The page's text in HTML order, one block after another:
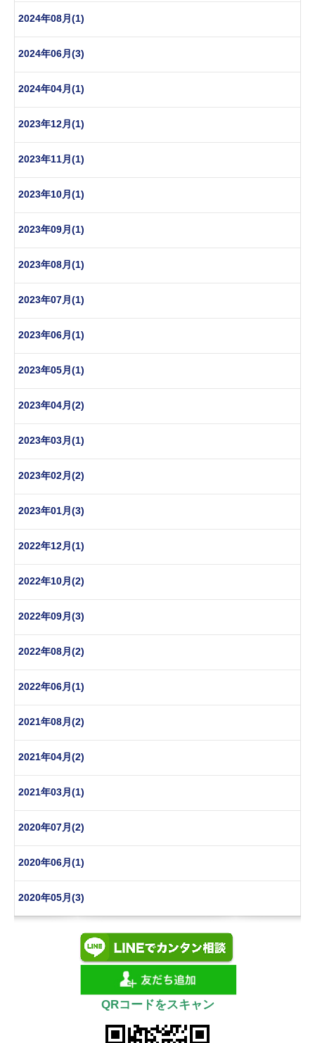
2024年08月(1)
2024年06月(3)
2024年04月(1)
2023年12月(1)
2023年11月(1)
2023年10月(1)
2023年09月(1)
2023年08月(1)
2023年07月(1)
2023年06月(1)
2023年05月(1)
2023年04月(2)
2023年03月(1)
2023年02月(2)
2023年01月(3)
2022年12月(1)
2022年10月(2)
2022年09月(3)
2022年08月(2)
2022年06月(1)
2021年08月(2)
2021年04月(2)
2021年03月(1)
2020年07月(2)
2020年06月(1)
2020年05月(3)
QRコードをスキャン